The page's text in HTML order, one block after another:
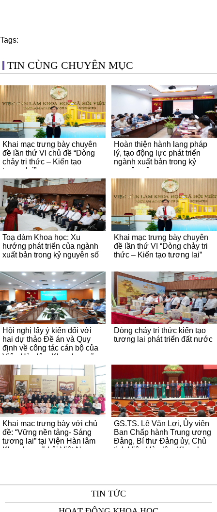
Tags:
TIN CÙNG CHUYÊN MỤC
Hoàn thiện hành lang pháp
lý, tạo động lực phát triển
ngành xuất bản trong kỷ
nguyên số
Khai mạc trưng bày chuyên
đề lần thứ VI chủ đề “Dòng
chảy tri thức – Kiến tạo
tương lai”
Khai mạc trưng bày chuyên
đề lần thứ VI “Dòng chảy tri
thức – Kiến tạo tương lai”
Toạ đàm Khoa học: Xu
hướng phát triển của ngành
xuất bản trong kỷ nguyên số
Dòng chảy tri thức kiến tạo
tương lai phát triển đất nước
Hội nghị lấy ý kiến đối với
hai dự thảo Đề án và Quy
định về công tác cán bộ của
Viện Hàn lâm Khoa học xã
hội Việt Nam
GS.TS. Lê Văn Lợi, Ủy viên
Ban Chấp hành Trung ương
Đảng, Bí thư Đảng ủy, Chủ
tịch Viện Hàn lâm Khoa học
Ban Thường vụ Đảng ủy các
cơ quan Đảng Trung ương
nhiệm kỳ 2025–2030
Khai mạc trưng bày với chủ
đề: “Vững nền tảng- Sáng
tương lai” tại Viện Hàn lâm
Khoa học xã hội Việt Nam
TIN TỨC